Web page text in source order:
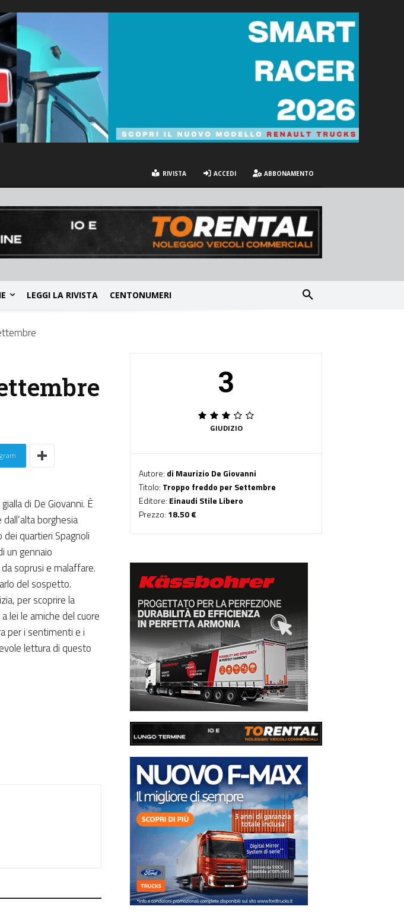
RIVISTA ACCEDI ABBONAMENTO
LEGGI LA RIVISTA CENTONUMERI
di De Giovanni. È
borghesia
quartieri Spagnoli
un gennaio
soprusi e malaffare.
del sospetto.
per scoprire la
lei le amiche del cuore
per i sentimenti e i
lettura di questo
3
GIUDIZIO
Autore: di Maurizio De Giovanni
Titolo: Troppo freddo per Settembre
Editore: Einaudi Stile Libero
Prezzo: 18.50 €